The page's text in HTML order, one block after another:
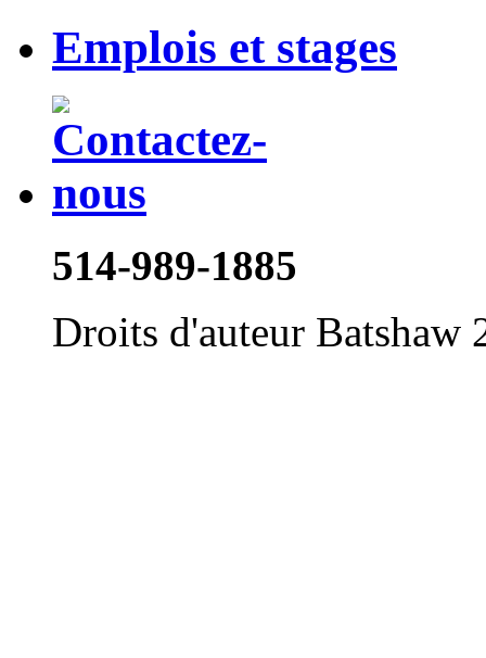
Emplois et stages
514-989-1885
Droits d'auteur Batshaw